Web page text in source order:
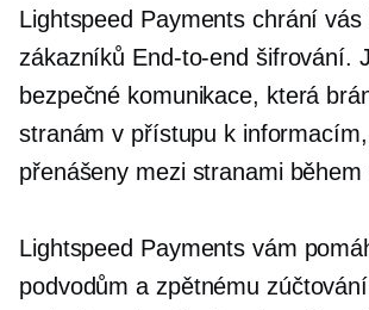
Lightspeed Payments chrání vás
zákazníků End-to-end šifrování.
bezpečné komunikace, která
stranám v přístupu k
přenášeny mezi stranami během
Lightspeed Payments vám
podvodům a zpětnému